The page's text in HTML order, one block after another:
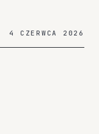
4 CZERWCA 2026